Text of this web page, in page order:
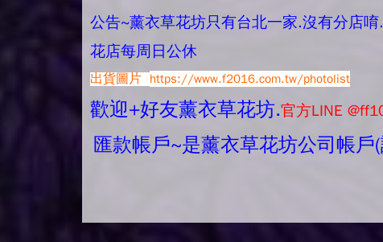
公告~薰衣草花坊只有台北一家.沒有分店
花店每周日公休
出貨圖片 https://www.f2016.com.tw/photolist
歡迎+好友薰衣草花坊.官方LINE
匯款帳戶~是薰衣草花坊公司帳戶